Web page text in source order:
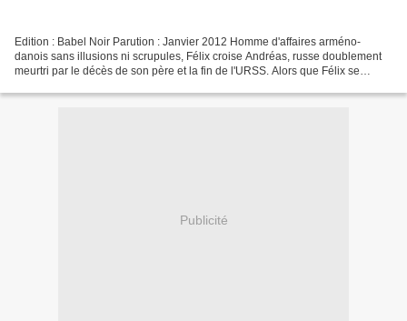
Edition : Babel Noir Parution : Janvier 2012 Homme d'affaires arméno-
danois sans illusions ni scrupules, Félix croise Andréas, russe doublement
meurtri par le décès de son père et la fin de l'URSS. Alors que Félix se
Publicité